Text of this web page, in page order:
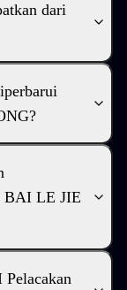
dari
BAI LE JIE
Pelacakan